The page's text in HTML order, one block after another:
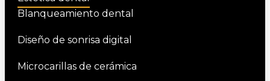
Blanqueamiento dental
Diseño de sonrisa digital
Microcarillas de cerámica